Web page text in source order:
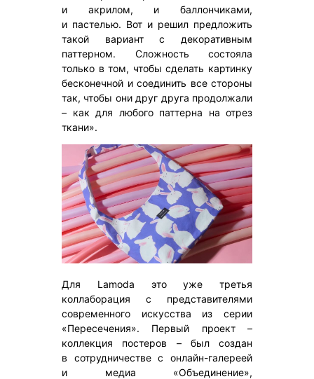
и акрилом, и баллончиками,
и пастелью. Вот и решил предложить
такой вариант с декоративным
паттерном. Сложность состояла
только в том, чтобы сделать картинку
бесконечной и соединить все стороны
так, чтобы они друг друга продолжали
– как для любого паттерна на отрез
ткани».
Для Lamoda это уже третья
коллаборация с представителями
современного искусства из серии
«Пересечения». Первый проект –
коллекция постеров – был создан
в сотрудничестве с онлайн-галереей
и медиа «Объединение»,